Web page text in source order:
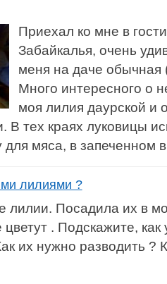
Приехал ко мне в
Забайкалья, очень
меня на даче обычная
Много интересного о
моя лилия даурской и
В тех краях луковицы
для мяса, в запеченном
лилиями ?
Посадила их в
. Подскажите, как
их нужно разводить ?